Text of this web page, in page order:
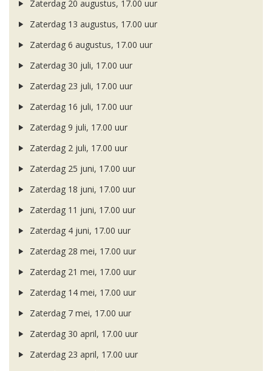
Zaterdag 20 augustus, 17.00 uur
Zaterdag 13 augustus, 17.00 uur
Zaterdag 6 augustus, 17.00 uur
Zaterdag 30 juli, 17.00 uur
Zaterdag 23 juli, 17.00 uur
Zaterdag 16 juli, 17.00 uur
Zaterdag 9 juli, 17.00 uur
Zaterdag 2 juli, 17.00 uur
Zaterdag 25 juni, 17.00 uur
Zaterdag 18 juni, 17.00 uur
Zaterdag 11 juni, 17.00 uur
Zaterdag 4 juni, 17.00 uur
Zaterdag 28 mei, 17.00 uur
Zaterdag 21 mei, 17.00 uur
Zaterdag 14 mei, 17.00 uur
Zaterdag 7 mei, 17.00 uur
Zaterdag 30 april, 17.00 uur
Zaterdag 23 april, 17.00 uur